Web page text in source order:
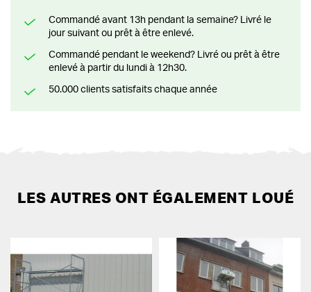
Commandé avant 13h pendant la semaine? Livré le
jour suivant ou prêt à être enlevé.
Commandé pendant le weekend? Livré ou prêt à être
enlevé à partir du lundi à 12h30.
50.000 clients satisfaits chaque année
LES AUTRES ONT ÉGALEMENT LOUÉ